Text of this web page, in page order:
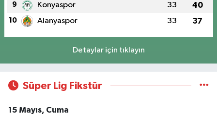
9 Konyaspor 33 40
10 Alanyaspor 33 37
Detaylar için tıklayın
Süper Lig Fikstür
15 Mayıs, Cuma